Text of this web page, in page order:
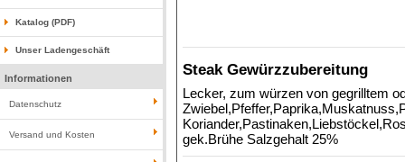
Katalog (PDF)
Unser Ladengeschäft
Informationen
Datenschutz
Versand und Kosten
Steak Gewürzzubereitung
Lecker, zum würzen von gegrilltem
gek.Brühe Salzgehalt 25%